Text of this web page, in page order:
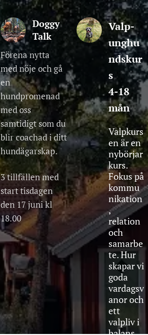
Doggy
Talk
Förena nytta
med nöje och gå
en
hundpromenad
med oss
samtidigt som du
blir coachad i ditt
hundägarskap.
3 tillfällen med
start tisdagen
den 17 juni kl
18.00
Valp-
unghu
ndskur
s
4-18
mån
Valpkurs
en är en
nybörjar
kurs.
Fokus på
kommu
nikation
,
relation
och
samarbe
te. Hur
skapar vi
goda
vardagsv
anor och
ett
valpliv i